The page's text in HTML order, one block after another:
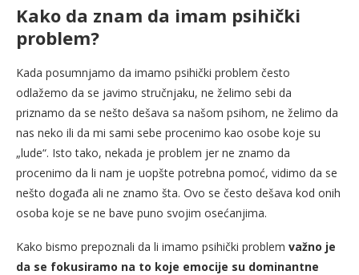
Kako da znam da imam psihički
problem?
Kada posumnjamo da imamo psihički problem često
odlažemo da se javimo stručnjaku, ne želimo sebi da
priznamo da se nešto dešava sa našom psihom, ne želimo da
nas neko ili da mi sami sebe procenimo kao osobe koje su
„lude“. Isto tako, nekada je problem jer ne znamo da
procenimo da li nam je uopšte potrebna pomoć, vidimo da se
nešto događa ali ne znamo šta. Ovo se često dešava kod onih
osoba koje se ne bave puno svojim osećanjima.
Kako bismo prepoznali da li imamo psihički problem važno je
da se fokusiramo na to koje emocije su dominantne